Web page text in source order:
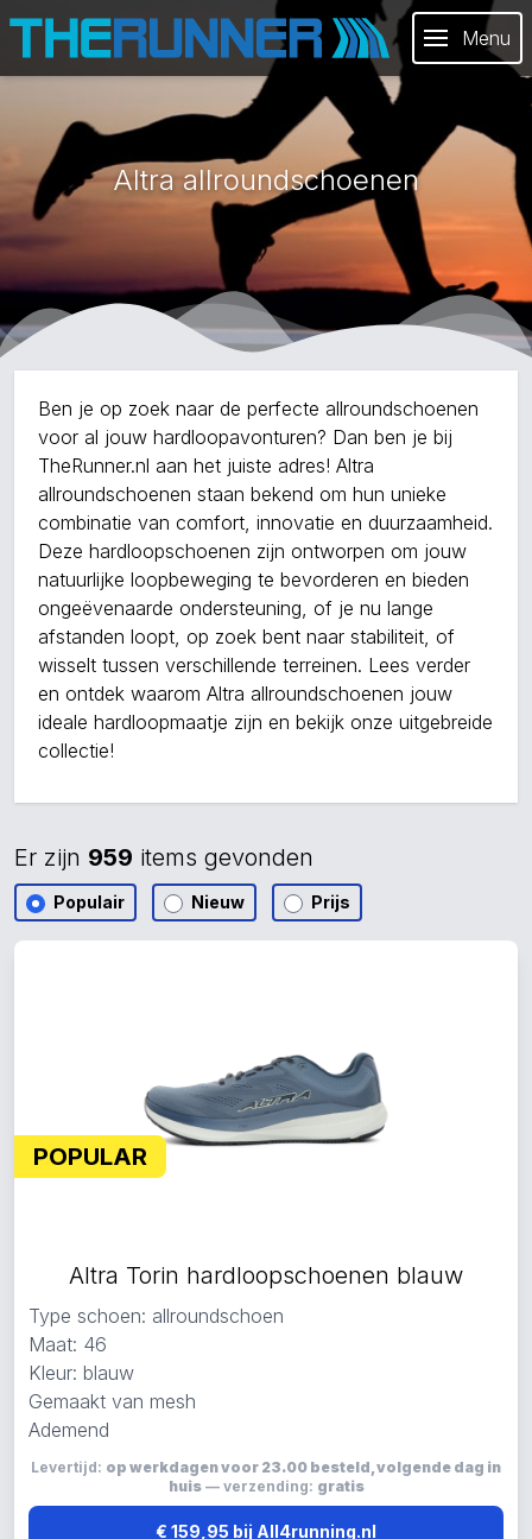
Menu
Altra allroundschoenen
Ben je op zoek naar de perfecte allroundschoenen
voor al jouw hardloopavonturen? Dan ben je bij
TheRunner.nl aan het juiste adres! Altra
allroundschoenen staan bekend om hun unieke
combinatie van comfort, innovatie en duurzaamheid.
Deze hardloopschoenen zijn ontworpen om jouw
natuurlijke loopbeweging te bevorderen en bieden
ongeëvenaarde ondersteuning, of je nu lange
afstanden loopt, op zoek bent naar stabiliteit, of
wisselt tussen verschillende terreinen. Lees verder
en ontdek waarom Altra allroundschoenen jouw
ideale hardloopmaatje zijn en bekijk onze uitgebreide
collectie!
Er zijn 959 items gevonden
Populair Nieuw Prijs
POPULAR
Altra Torin hardloopschoenen blauw
Type schoen: allroundschoen
Maat: 46
Kleur: blauw
Gemaakt van mesh
Ademend
Levertijd: op werkdagen voor 23.00 besteld, volgende dag in
huis— verzending: gratis
€ 159,95 bij All4running.nl